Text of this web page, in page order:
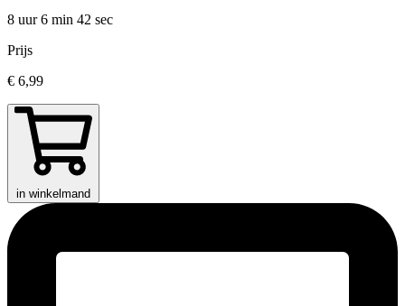
8 uur 6 min 42 sec
Prijs
€ 6,99
in winkelmand